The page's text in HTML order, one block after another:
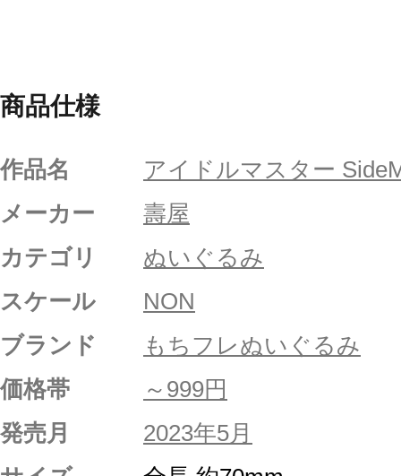
商品仕様
作品名
アイドルマスター
メーカー
壽屋
カテゴリ
ぬいぐるみ
スケール
NON
ブランド
もちフレぬいぐるみ
価格帯
～999円
発売月
2023年5月